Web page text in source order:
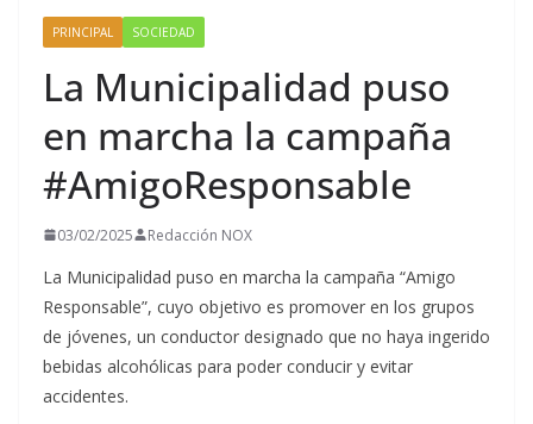
PRINCIPAL SOCIEDAD
La Municipalidad puso
en marcha la campaña
#AmigoResponsable
03/02/2025 Redacción NOX
La Municipalidad puso en marcha la campaña “Amigo
Responsable”, cuyo objetivo es promover en los grupos
de jóvenes, un conductor designado que no haya ingerido
bebidas alcohólicas para poder conducir y evitar
accidentes.